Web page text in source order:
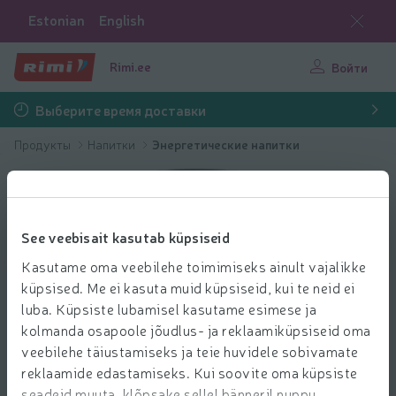
See veebisait kasutab küpsiseid
Kasutame oma veebilehe toimimiseks ainult vajalikke
küpsised. Me ei kasuta muid küpsiseid, kui te neid ei
luba. Küpsiste lubamisel kasutame esimese ja
kolmanda osapoole jõudlus- ja reklaamiküpsiseid oma
veebilehe täiustamiseks ja teie huvidele sobivamate
reklaamide edastamiseks. Kui soovite oma küpsiste
Estonian English
Rimi.ee Войти
Выберите время доставки
Продукты Напитки Энергетические напитки